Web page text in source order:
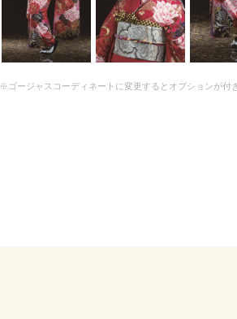
※ゴージャスコーディネートに変更するとオプションが付